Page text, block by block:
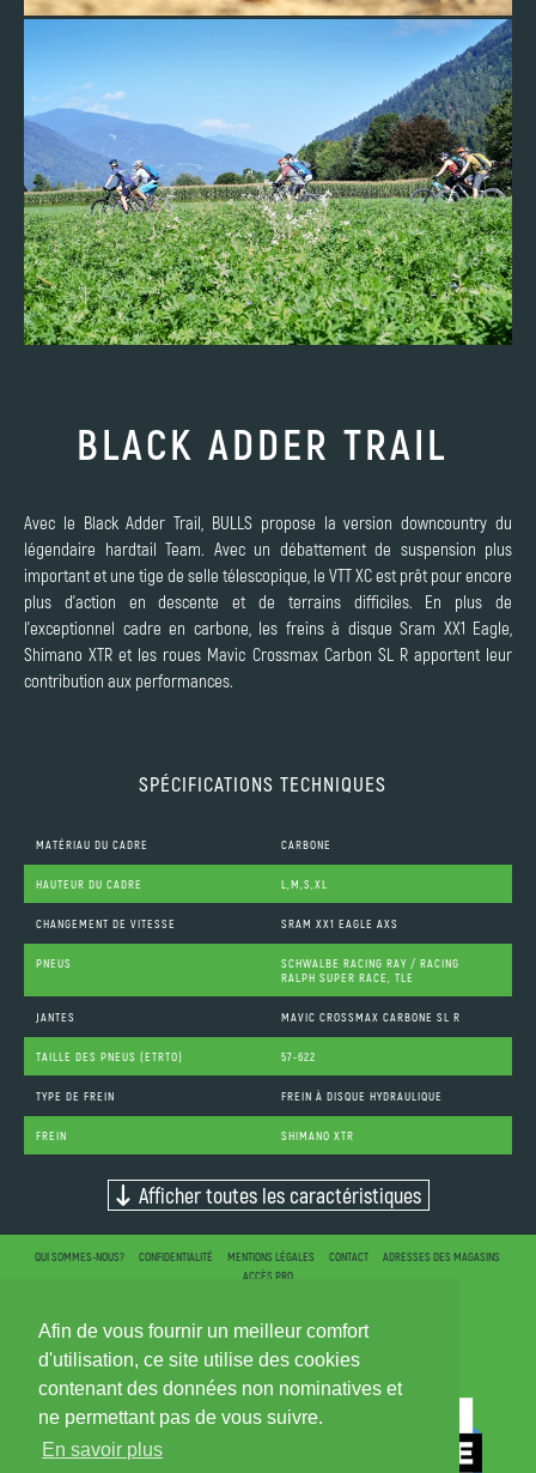
Afin de vous fournir un meilleur comfort
d'utilisation, ce site utilise des cookies
contenant des données non nominatives et
ne permettant pas de vous suivre.
En savoir plus
BLACK ADDER TRAIL
Avec le Black Adder Trail, BULLS propose la version downcountry du
légendaire hardtail Team. Avec un débattement de suspension plus
important et une tige de selle télescopique, le VTT XC est prêt pour encore
plus d'action en descente et de terrains difficiles. En plus de
l'exceptionnel cadre en carbone, les freins à disque Sram XX1 Eagle,
Shimano XTR et les roues Mavic Crossmax Carbon SL R apportent leur
contribution aux performances.
SPÉCIFICATIONS TECHNIQUES
MATÉRIAU DU CADRE CARBONE
HAUTEUR DU CADRE L,M,S,XL
CHANGEMENT DE VITESSE SRAM XX1 EAGLE AXS
PNEUS
SCHWALBE RACING RAY / RACING
RALPH SUPER RACE, TLE
JANTES MAVIC CROSSMAX CARBONE SL R
TAILLE DES PNEUS (ETRTO) 57-622
TYPE DE FREIN FREIN À DISQUE HYDRAULIQUE
FREIN SHIMANO XTR
Afficher toutes les caractéristiques
QUI SOMMES-NOUS? CONFIDENTIALITÉ MENTIONS LÉGALES CONTACT
ADRESSES DES MAGASINS
ACCÈS PRO